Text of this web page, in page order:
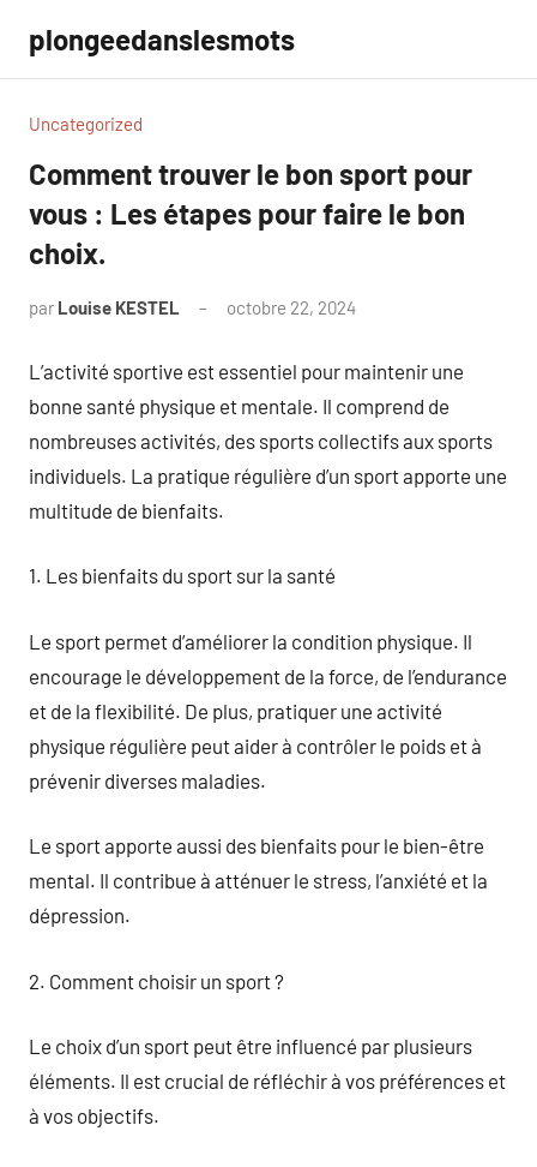
contenu
plongeedanslesmots
Uncategorized
Comment trouver le bon sport pour
vous : Les étapes pour faire le bon
choix.
par Louise KESTEL octobre 22, 2024
L’activité sportive est essentiel pour maintenir une
bonne santé physique et mentale. Il comprend de
nombreuses activités, des sports collectifs aux sports
individuels. La pratique régulière d’un sport apporte une
multitude de bienfaits.
1. Les bienfaits du sport sur la santé
Le sport permet d’améliorer la condition physique. Il
encourage le développement de la force, de l’endurance
et de la flexibilité. De plus, pratiquer une activité
physique régulière peut aider à contrôler le poids et à
prévenir diverses maladies.
Le sport apporte aussi des bienfaits pour le bien-être
mental. Il contribue à atténuer le stress, l’anxiété et la
dépression.
2. Comment choisir un sport ?
Le choix d’un sport peut être influencé par plusieurs
éléments. Il est crucial de réfléchir à vos préférences et
à vos objectifs.